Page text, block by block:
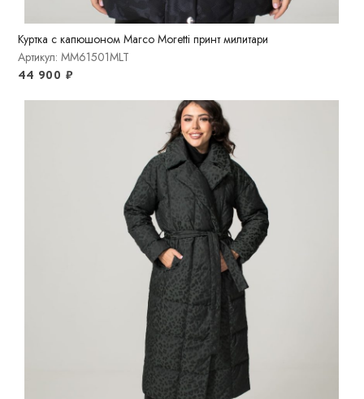
Куртка с капюшоном Marco Moretti принт милитари
Артикул: MM61501MLT
44 900 ₽